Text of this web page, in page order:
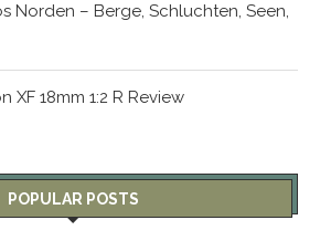
Norden – Berge, Schluchten, Seen,
XF 18mm 1:2 R Review
POPULAR POSTS